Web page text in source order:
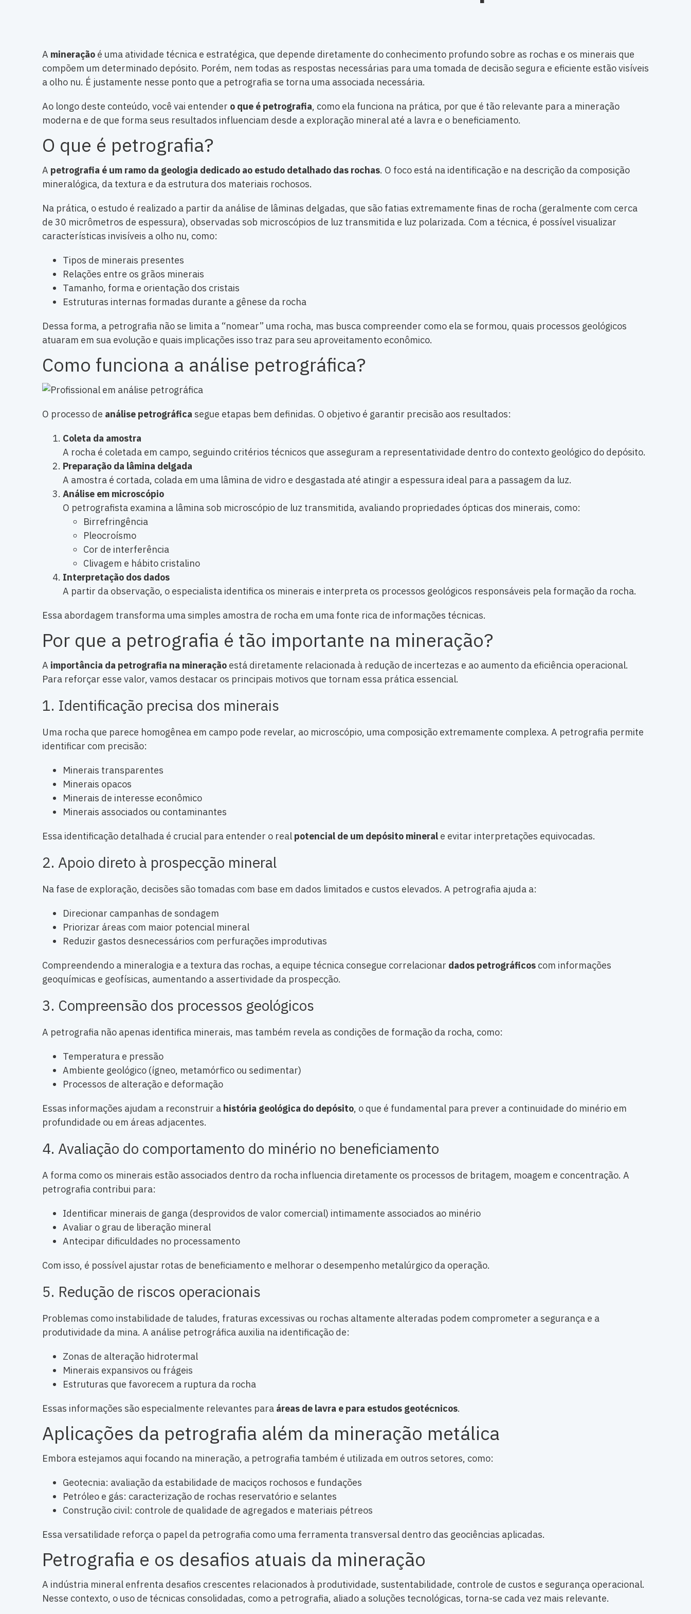
A mineração é uma atividade técnica e estratégica, que depende diretamente do conhecimento profundo sobre as rochas e os minerais que
compõem um determinado depósito. Porém, nem todas as respostas necessárias para uma tomada de decisão segura e eficiente estão visíveis
a olho nu. É justamente nesse ponto que a petrografia se torna uma associada necessária.
Ao longo deste conteúdo, você vai entender o que é petrografia, como ela funciona na prática, por que é tão relevante para a mineração
moderna e de que forma seus resultados influenciam desde a exploração mineral até a lavra e o beneficiamento.
O que é petrografia?
A petrografia é um ramo da geologia dedicado ao estudo detalhado das rochas. O foco está na identificação e na descrição da composição
mineralógica, da textura e da estrutura dos materiais rochosos.
Na prática, o estudo é realizado a partir da análise de lâminas delgadas, que são fatias extremamente finas de rocha (geralmente com cerca
de 30 micrômetros de espessura), observadas sob microscópios de luz transmitida e luz polarizada. Com a técnica, é possível visualizar
características invisíveis a olho nu, como:
Tipos de minerais presentes
Relações entre os grãos minerais
Tamanho, forma e orientação dos cristais
Estruturas internas formadas durante a gênese da rocha
Dessa forma, a petrografia não se limita a “nomear” uma rocha, mas busca compreender como ela se formou, quais processos geológicos
atuaram em sua evolução e quais implicações isso traz para seu aproveitamento econômico.
Como funciona a análise petrográfica?
O processo de análise petrográfica segue etapas bem definidas. O objetivo é garantir precisão aos resultados:
Coleta da amostra
A rocha é coletada em campo, seguindo critérios técnicos que asseguram a representatividade dentro do contexto geológico do depósito.
Preparação da lâmina delgada
A amostra é cortada, colada em uma lâmina de vidro e desgastada até atingir a espessura ideal para a passagem da luz.
Análise em microscópio
O petrografista examina a lâmina sob microscópio de luz transmitida, avaliando propriedades ópticas dos minerais, como:
Birrefringência
Pleocroísmo
Cor de interferência
Clivagem e hábito cristalino
Interpretação dos dados
A partir da observação, o especialista identifica os minerais e interpreta os processos geológicos responsáveis pela formação da rocha.
Essa abordagem transforma uma simples amostra de rocha em uma fonte rica de informações técnicas.
Por que a petrografia é tão importante na mineração?
A importância da petrografia na mineração está diretamente relacionada à redução de incertezas e ao aumento da eficiência operacional.
Para reforçar esse valor, vamos destacar os principais motivos que tornam essa prática essencial.
1. Identificação precisa dos minerais
Uma rocha que parece homogênea em campo pode revelar, ao microscópio, uma composição extremamente complexa. A petrografia permite
identificar com precisão:
Minerais transparentes
Minerais opacos
Minerais de interesse econômico
Minerais associados ou contaminantes
Essa identificação detalhada é crucial para entender o real potencial de um depósito mineral e evitar interpretações equivocadas.
2. Apoio direto à prospecção mineral
Na fase de exploração, decisões são tomadas com base em dados limitados e custos elevados. A petrografia ajuda a:
Direcionar campanhas de sondagem
Priorizar áreas com maior potencial mineral
Reduzir gastos desnecessários com perfurações improdutivas
Compreendendo a mineralogia e a textura das rochas, a equipe técnica consegue correlacionar dados petrográficos com informações
geoquímicas e geofísicas, aumentando a assertividade da prospecção.
3. Compreensão dos processos geológicos
A petrografia não apenas identifica minerais, mas também revela as condições de formação da rocha, como:
Temperatura e pressão
Ambiente geológico (ígneo, metamórfico ou sedimentar)
Processos de alteração e deformação
Essas informações ajudam a reconstruir a história geológica do depósito, o que é fundamental para prever a continuidade do minério em
profundidade ou em áreas adjacentes.
4. Avaliação do comportamento do minério no beneficiamento
A forma como os minerais estão associados dentro da rocha influencia diretamente os processos de britagem, moagem e concentração. A
petrografia contribui para:
Identificar minerais de ganga (desprovidos de valor comercial) intimamente associados ao minério
Avaliar o grau de liberação mineral
Antecipar dificuldades no processamento
Com isso, é possível ajustar rotas de beneficiamento e melhorar o desempenho metalúrgico da operação.
5. Redução de riscos operacionais
Problemas como instabilidade de taludes, fraturas excessivas ou rochas altamente alteradas podem comprometer a segurança e a
produtividade da mina. A análise petrográfica auxilia na identificação de:
Zonas de alteração hidrotermal
Minerais expansivos ou frágeis
Estruturas que favorecem a ruptura da rocha
Essas informações são especialmente relevantes para áreas de lavra e para estudos geotécnicos.
Aplicações da petrografia além da mineração metálica
Embora estejamos aqui focando na mineração, a petrografia também é utilizada em outros setores, como:
Geotecnia: avaliação da estabilidade de maciços rochosos e fundações
Petróleo e gás: caracterização de rochas reservatório e selantes
Construção civil: controle de qualidade de agregados e materiais pétreos
Essa versatilidade reforça o papel da petrografia como uma ferramenta transversal dentro das geociências aplicadas.
Petrografia e os desafios atuais da mineração
A indústria mineral enfrenta desafios crescentes relacionados à produtividade, sustentabilidade, controle de custos e segurança operacional.
Nesse contexto, o uso de técnicas consolidadas, como a petrografia, aliado a soluções tecnológicas, torna-se cada vez mais relevante.